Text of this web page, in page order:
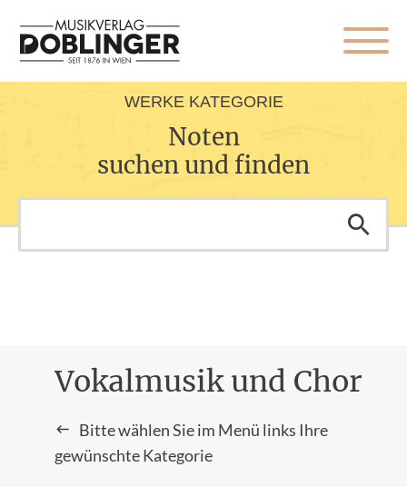
WERKE KATEGORIE
Noten
suchen und finden
Vokalmusik und Chor
Bitte wählen Sie im Menü links Ihre
gewünschte Kategorie